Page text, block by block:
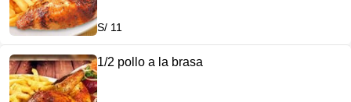
S/ 11
1/2 pollo a la brasa